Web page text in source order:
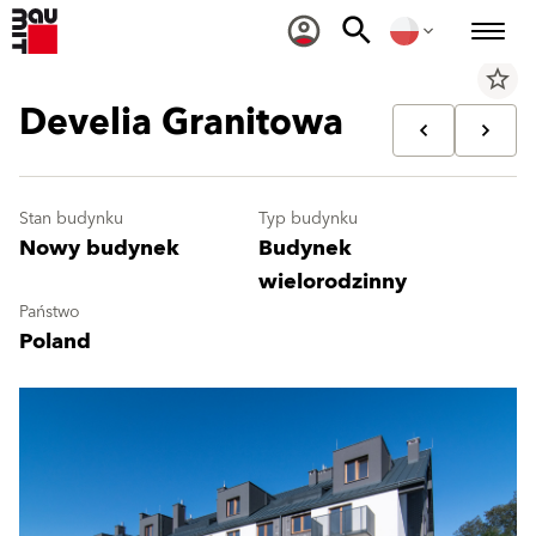
star_border
Develia Granitowa
Stan budynku
Nowy budynek
Typ budynku
Budynek
wielorodzinny
Państwo
Poland